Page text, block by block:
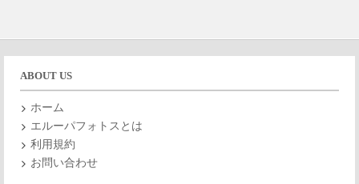
ABOUT US
ホーム
エルーパフォトスとは
利用規約
お問い合わせ